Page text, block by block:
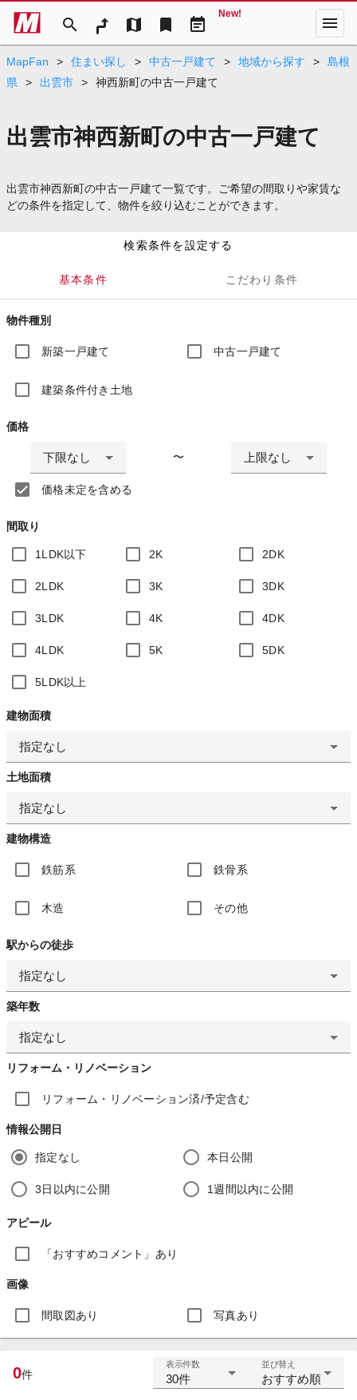
search map bookmark event_note
New! menu
MapFan > 住まい探し > 中古一戸建て > 地域から探す >
島根
県
> 出雲市 > 神西新町の中古一戸建て
出雲市神西新町の中古一戸建て
出雲市神西新町の中古一戸建て一覧です。ご希望の間取りや家賃な
どの条件を指定して、物件を絞り込むことができます。
検索条件を設定する
基本条件 こだわり条件
物件種別
新築一戸建て 中古一戸建て
建築条件付き土地
価格
下限なし 〜 上限なし
価格未定を含める
間取り
1LDK以下 2K 2DK
2LDK 3K 3DK
3LDK 4K 4DK
4LDK 5K 5DK
5LDK以上
建物面積
指定なし
土地面積
指定なし
建物構造
鉄筋系 鉄骨系
木造 その他
駅からの徒歩
指定なし
築年数
指定なし
リフォーム・リノベーション
リフォーム・リノベーション済/予定含む
情報公開日
指定なし 本日公開
3日以内に公開 1週間以内に公開
アピール
「おすすめコメント」あり
画像
間取図あり 写真あり
0件
表示件数
30件
並び替え
おすすめ順